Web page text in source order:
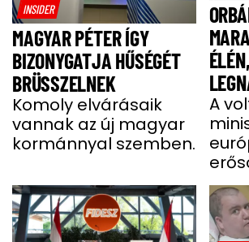
INSIDER
MAGYAR PÉTER ÍGY
BIZONYGATJA HŰSÉGÉT
BRÜSSZELNEK
Komoly elvárásaik
vannak az új magyar
kormánnyal szemben.
A